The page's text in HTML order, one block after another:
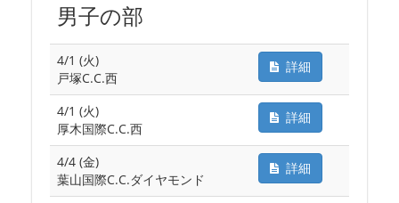
男子の部
4/1 (火)
戸塚C.C.西
詳細
4/1 (火)
厚木国際C.C.西
詳細
4/4 (金)
葉山国際C.C.ダイヤモンド
詳細